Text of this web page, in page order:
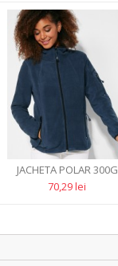
JACHETA POLAR 300G
LUCIANE WOMAN
70,29 lei